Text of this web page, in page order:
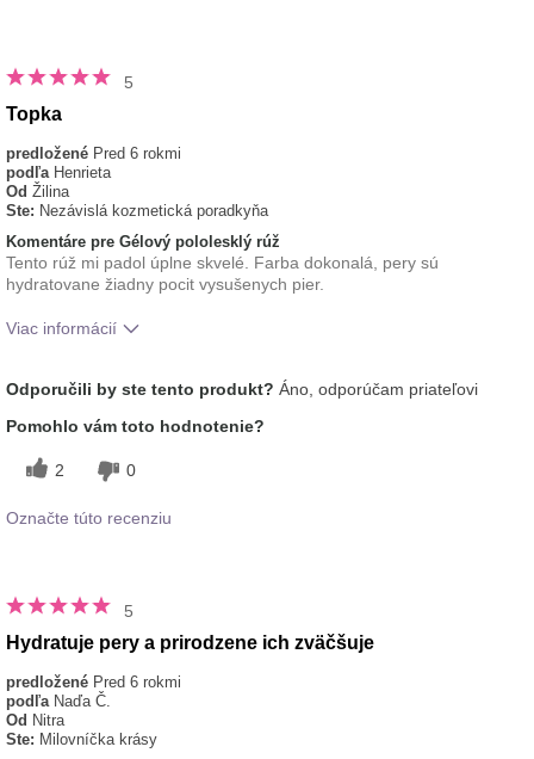
5
Topka
predložené Pred 6 rokmi
podľa Henrieta
Od Žilina
Ste: Nezávislá kozmetická poradkyňa
Komentáre pre Gélový pololesklý rúž
Tento rúž mi padol úplne skvelé. Farba dokonalá, pery sú
hydratovane žiadny pocit vysušenych pier.
Viac informácií
značkami dekoratívnej kozmetiky, ktoré ste
vyskúšali?
Odporučili by ste tento produkt? Áno, odporúčam priateľovi
Pomohlo vám toto hodnotenie?
2 0
Označte túto recenziu
5
Hydratuje pery a prirodzene ich zväčšuje
predložené Pred 6 rokmi
podľa Naďa Č.
Od Nitra
Ste: Milovníčka krásy